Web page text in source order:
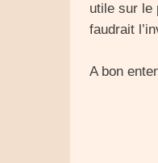
utile sur le
faudrait
A bon